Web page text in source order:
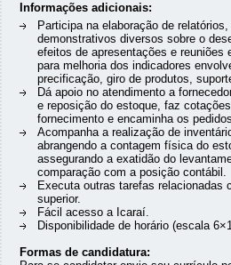
Informações adicionais:
Participa na elaboração de
demonstrativos diversos sobre o
efeitos de apresentações e reuniões
para melhoria dos indicadores
precificação, giro de produtos,
Dá apoio no atendimento a
e reposição do estoque, faz
fornecimento e encaminha os
Acompanha a realização de
abrangendo a contagem física do
assegurando a exatidão do
comparação com a posição contábil.
Executa outras tarefas relacionadas
superior.
Fácil acesso a Icaraí.
Disponibilidade de horário (escala
Formas de candidatura: